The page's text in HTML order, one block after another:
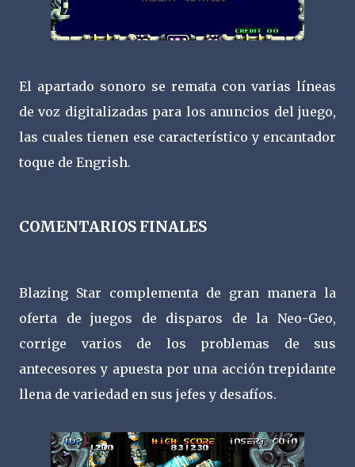
El apartado sonoro se remata con varias líneas
de voz digitalizadas para los anuncios del juego,
las cuales tienen ese característico y encantador
toque de Engrish.
COMENTARIOS FINALES
Blazing Star complementa de gran manera la
oferta de juegos de disparos de la Neo-Geo,
corrige varios de los problemas de sus
antecesores y apuesta por una acción trepidante
llena de variedad en sus jefes y desafíos.